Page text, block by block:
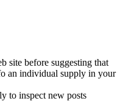
site before suggesting that
an individual supply in your
to inspect new posts